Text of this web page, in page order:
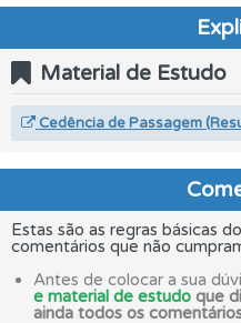
Material de Estudo
Cedência de Passagem
Estas são as regras básicas
comentários que não
Antes de colocar a sua
e material de estudo que
ainda todos os